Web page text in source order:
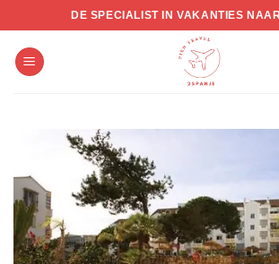
to
content
DE SPECIALIST IN VAKANTIES